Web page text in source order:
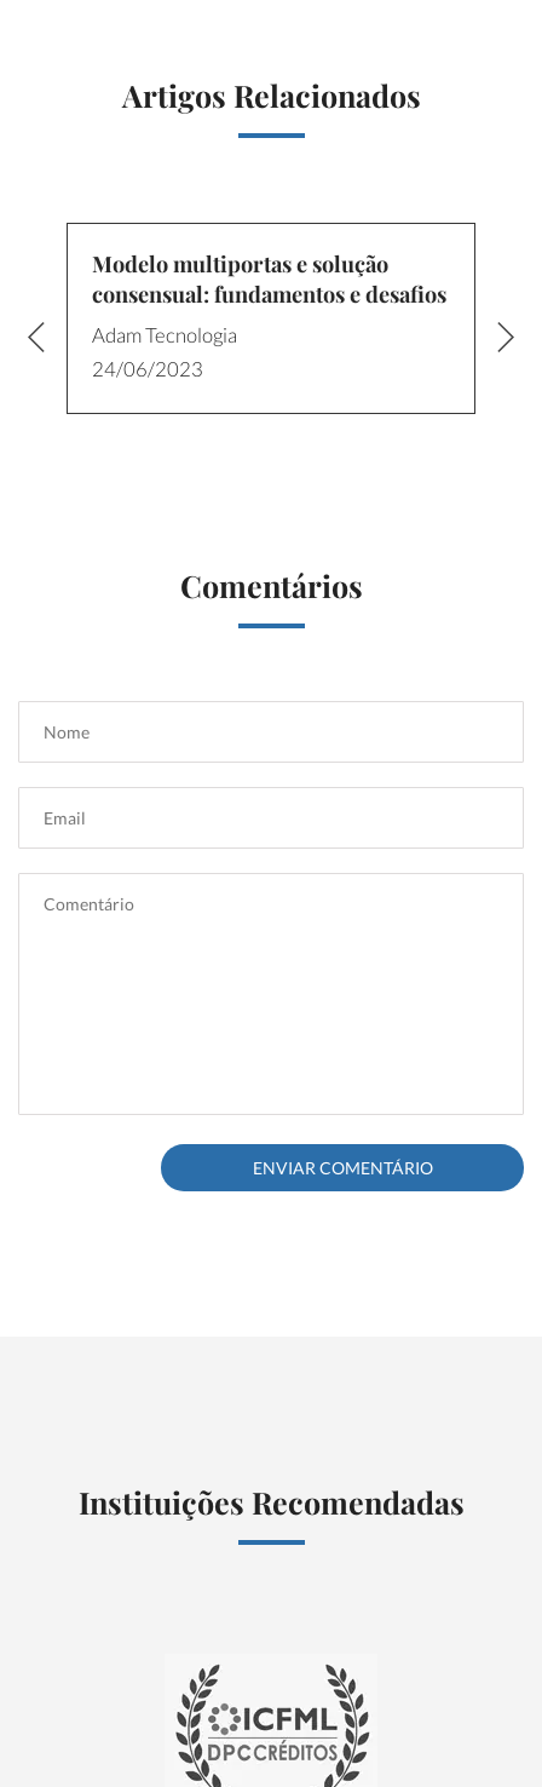
Artigos Relacionados
Modelo multiportas e solução
consensual: fundamentos e desafios
Adam Tecnologia
24/06/2023
Comentários
Instituições Recomendadas